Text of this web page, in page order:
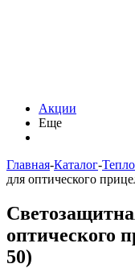
Акции
Еще
Главная-Каталог-
для оптического
оптического
50)